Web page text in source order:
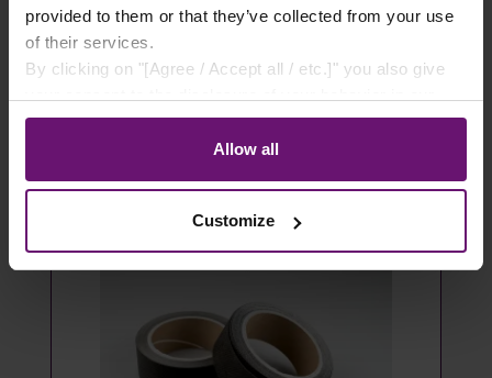
provided to them or that they’ve collected from your use
of their services.
By clicking on "[Agree / Accept all / etc.]" you also give
store to our partner, shopware AG (Ebbinghoff 10, 48624
Schöppingen, Germany), which cannot assign this data
to you personally, but may process it for its own
Allow all
Customize
14,49 €*
Artikel ausverkauft